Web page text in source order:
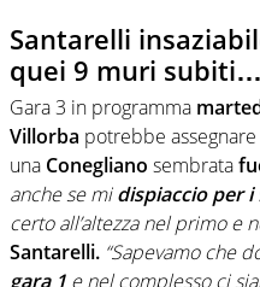
Santarelli
quei 9 muri
Gara 3 in programma
Villorba potrebbe
una Conegliano sembrata
anche se midispiaccio per
certo all’altezza nel primo e
Santarelli. “Sapevamo che
gara 1 e nel complesso ci